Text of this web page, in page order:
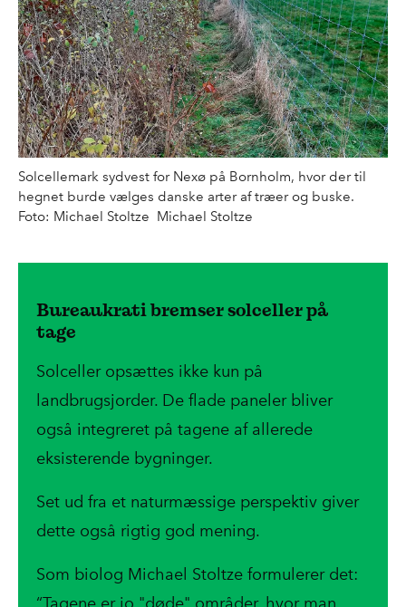
Solcellemark sydvest for Nexø på Bornholm, hvor der til
hegnet burde vælges danske arter af træer og buske.
Foto: Michael Stoltze Michael Stoltze
Bureaukrati bremser solceller på
tage
Solceller opsættes ikke kun på
landbrugsjorder. De flade paneler bliver
også integreret på tagene af allerede
eksisterende bygninger.
Set ud fra et naturmæssige perspektiv giver
dette også rigtig god mening.
Som biolog Michael Stoltze formulerer det: